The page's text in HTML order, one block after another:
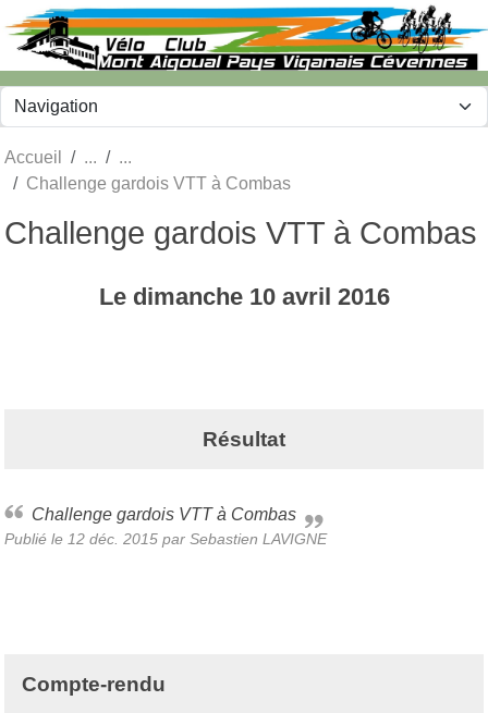
Accueil
Challenge gardois VTT à Combas
Challenge gardois VTT à Combas
Le dimanche 10 avril 2016
Résultat
Challenge gardois VTT à Combas
Publié le 12 déc. 2015 par Sebastien LAVIGNE
Compte-rendu
Panneau de gestion des cookies